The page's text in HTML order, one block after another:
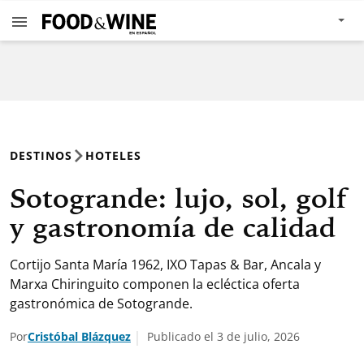
DESTINOS HOTELES
Sotogrande: lujo, sol, golf
y gastronomía de calidad
Cortijo Santa María 1962, IXO Tapas & Bar, Ancala y
Marxa Chiringuito componen la ecléctica oferta
gastronómica de Sotogrande.
PorCristóbal Blázquez Publicado el 3 de julio, 2026